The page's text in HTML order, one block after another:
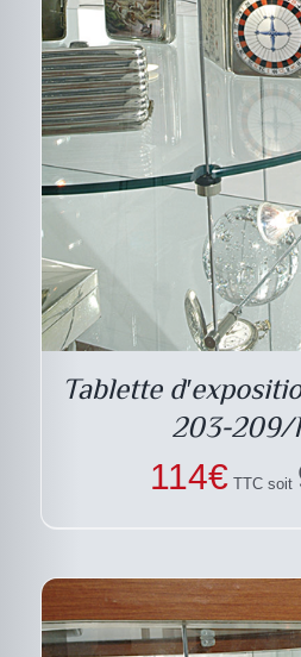
Tablette
203-209/
114€ TTC soit
DESCRIPTIF DU
PRODUIT